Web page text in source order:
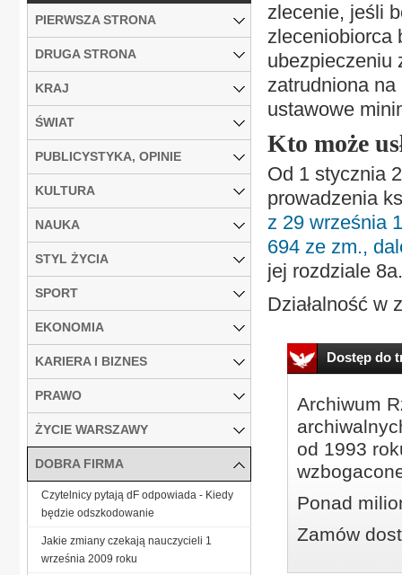
zlecenie, jeśli
zleceniobiorca
ubezpieczeniu
zatrudniona
ustawowe
Kto może
Od 1 stycznia
prowadzenia
z 29 września
694 ze zm.,
jej rozdziale 8a.
Działalność w
Dostęp do
Archiwum
od 1993
Ponad
Zamów
PIERWSZA STRONA
DRUGA STRONA
KRAJ
ŚWIAT
PUBLICYSTYKA, OPINIE
KULTURA
NAUKA
STYL ŻYCIA
SPORT
EKONOMIA
KARIERA I BIZNES
PRAWO
ŻYCIE WARSZAWY
DOBRA FIRMA
Czytelnicy pytają dF odpowiada - Kiedy
będzie odszkodowanie
Jakie zmiany czekają nauczycieli 1
września 2009 roku